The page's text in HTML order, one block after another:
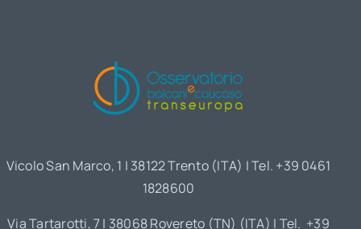
Vicolo San Marco, 1 | 38122 Trento (ITA) | Tel. +39 0461
1828600
Via Tartarotti, 7 | 38068 Rovereto (TN) (ITA) | Tel. +39